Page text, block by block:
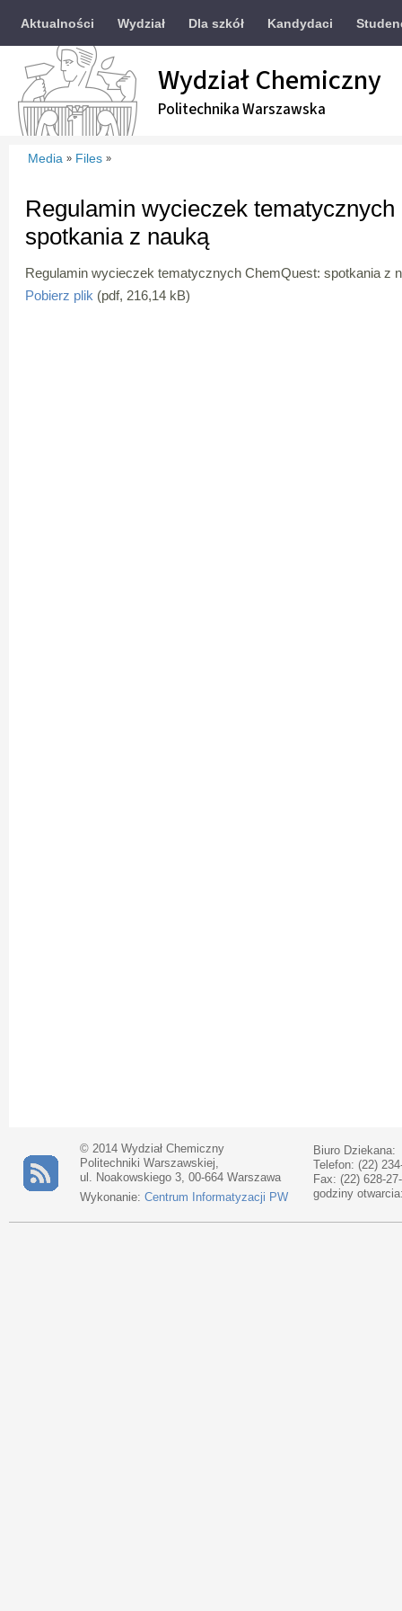
Aktualności Wydział Dla szkół Kandydaci
Wydział Chemiczny
Politechnika Warszawska
Media » Files »
Regulamin wycieczek
spotkania z nauką
Regulamin wycieczek tematycznych ChemQuest: spotkania z
Pobierz plik (pdf, 216,14 kB)
© 2014 Wydział Chemiczny
Politechniki Warszawskiej,
ul. Noakowskiego 3, 00-664 Warszawa
Wykonanie: Centrum Informatyzacji PW
Biuro Dziekana:
Telefon: (22)
Fax: (22) 628-
godziny